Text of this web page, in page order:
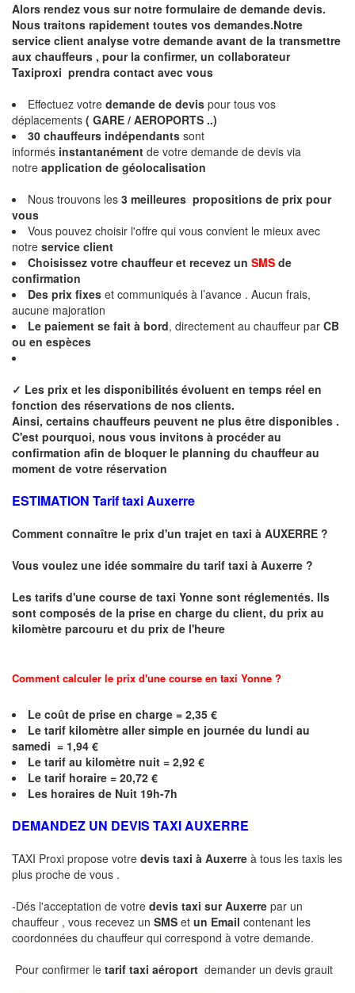
Alors rendez vous sur notre formulaire de demande devis.
Nous traitons rapidement toutes vos demandes.Notre
service client analyse votre demande avant de la transmettre
aux chauffeurs , pour la confirmer, un collaborateur
Taxiproxi prendra contact avec vous
Effectuez votre demande de devis pour tous vos
déplacements ( GARE / AEROPORTS ..)
30 chauffeurs indépendants sont
informés instantanément de votre demande de devis via
notre application de géolocalisation
Nous trouvons les 3 meilleures propositions de prix pour
vous
Vous pouvez choisir l'offre qui vous convient le mieux avec
notre service client
Choisissez votre chauffeur et recevez un SMS de
confirmation
Des prix fixes et communiqués à l’avance . Aucun frais,
aucune majoration
Le paiement se fait à bord, directement au chauffeur par CB
ou en espèces
✓ Les prix et les disponibilités évoluent en temps réel en
fonction des réservations de nos clients.
Ainsi, certains chauffeurs peuvent ne plus être disponibles .
C'est pourquoi, nous vous invitons à procéder au
confirmation afin de bloquer le planning du chauffeur au
moment de votre réservation
ESTIMATION Tarif taxi Auxerre
Comment connaître le prix d'un trajet en taxi à AUXERRE ?
Vous voulez une idée sommaire du tarif taxi à Auxerre ?
Les tarifs d'une course de taxi Yonne sont réglementés. Ils
sont composés de la prise en charge du client, du prix au
kilomètre parcouru et du prix de l'heure
Comment calculer le prix d'une course en taxi Yonne ?
Le coût de prise en charge = 2,35 €
Le tarif kilomètre aller simple en journée du lundi au
samedi = 1,94 €
Le tarif au kilomètre nuit = 2,92 €
Le tarif horaire = 20,72 €
Les horaires de Nuit 19h-7h
DEMANDEZ UN DEVIS TAXI AUXERRE
TAXI Proxi propose votre devis taxi à Auxerre à tous les taxis les
plus proche de vous .
-Dés l'acceptation de votre devis taxi sur Auxerre par un
chauffeur , vous recevez un SMS et un Email contenant les
coordonnées du chauffeur qui correspond à votre demande.
Pour confirmer le tarif taxi aéroport demander un devis grauit